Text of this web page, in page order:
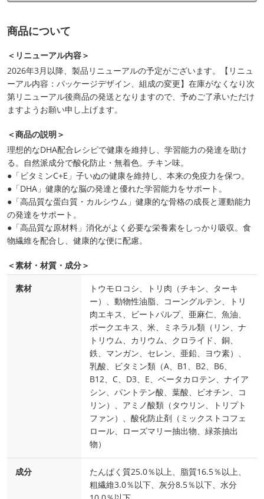
商品について
＜リニューアル内容＞
2026年3月以降、製品リニューアルの予定がございます。【リニュ
ーアル内容：パッケージデザイン、組成の変更】在庫がなくなり次
第リニューアル後商品の発送となりますので、予めご了承いただけ
ますようお願い申し上げます。
＜商品の説明＞
理想的なDHA配合レシピで健康を維持し、学習能力の発達を助け
る。自然派成分で酸化防止・無着色。チキン味。
●「ビタミンC+E」子いぬの健康を維持し、本来の免疫力を保つ。
●「DHA」健康的な脳の発達と優れた学習能力をサポート。
●「高品質な蛋白質・カルシウム」健康的な骨格の成長と運動能力
の発達をサポート。
●「高品質な原材料」消化がよく必要な栄養素をしっかり吸収。食
物繊維を配合し、健康的な便に配慮。
＜素材・材質・成分＞
素材
トウモロコシ、トリ肉（チキン、ターキ
ー）、動物性油脂、コーングルテン、トリ
肉エキス、ビートパルプ、亜麻仁、魚油、
ポークエキス、米、ミネラル類（リン、ナ
トリウム、カリウム、クロライド、銅、
鉄、マンガン、セレン、亜鉛、ヨウ素）、
乳酸、ビタミン類（A、B1、B2、B6、
B12、C、D3、E、ベータカロテン、ナイア
シン、パントテン酸、葉酸、ビオチン、コ
リン）、アミノ酸類（タウリン、トリプト
ファン）、酸化防止剤（ミックストコフェ
ロール、ローズマリー抽出物、緑茶抽出
物）
成分
たんぱく質25.0％以上、脂質16.5％以上、
粗繊維3.0％以下、灰分8.5％以下、水分